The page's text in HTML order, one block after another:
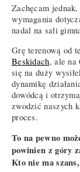
Zachęcam
wymagania
nadal na sali
Grę terenową od
Beskidach, ale na
się na duży
dynamikę
dowódcą i
zwodzić naszych
proces.
To na pewno
powinien z góry
Kto nie ma